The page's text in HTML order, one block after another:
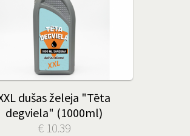
dušas želeja "Tēta
degviela" (1000ml)
€ 10.39